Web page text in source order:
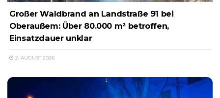
Großer Waldbrand an Landstraße 91 bei
Oberaußem: Über 80.000 m² betroffen,
Einsatzdauer unklar
2. AUGUST 2026